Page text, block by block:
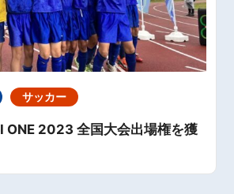
サッカー
ONE 2023 全国大会出場権を獲